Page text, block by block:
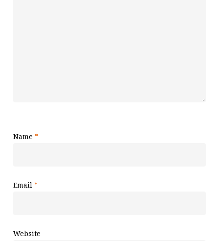
Name *
Email *
Website